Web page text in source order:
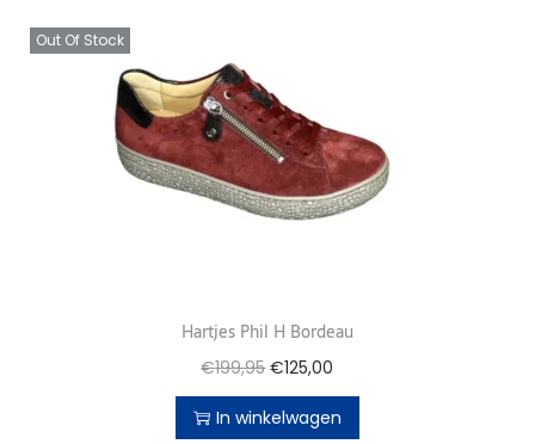
Out Of Stock
Hartjes Phil H Bordeau
€199,95 €125,00
In winkelwagen